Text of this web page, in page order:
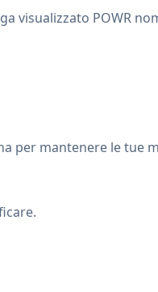
visualizzato POWR
per mantenere le tue